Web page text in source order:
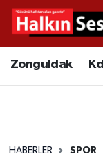
Zonguldak
HABERLER SPOR
Video
Çaycuma
Merkez